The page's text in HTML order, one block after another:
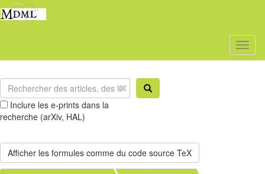
Inclure les e-prints dans la
recherche (arXiv, HAL)